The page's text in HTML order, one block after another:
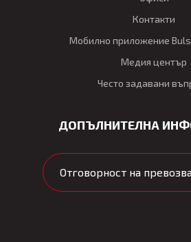
Контакти
Мобилно приложение
Медия център
Често задавани
ДОПЪЛНИТЕЛНА
Отговорност на